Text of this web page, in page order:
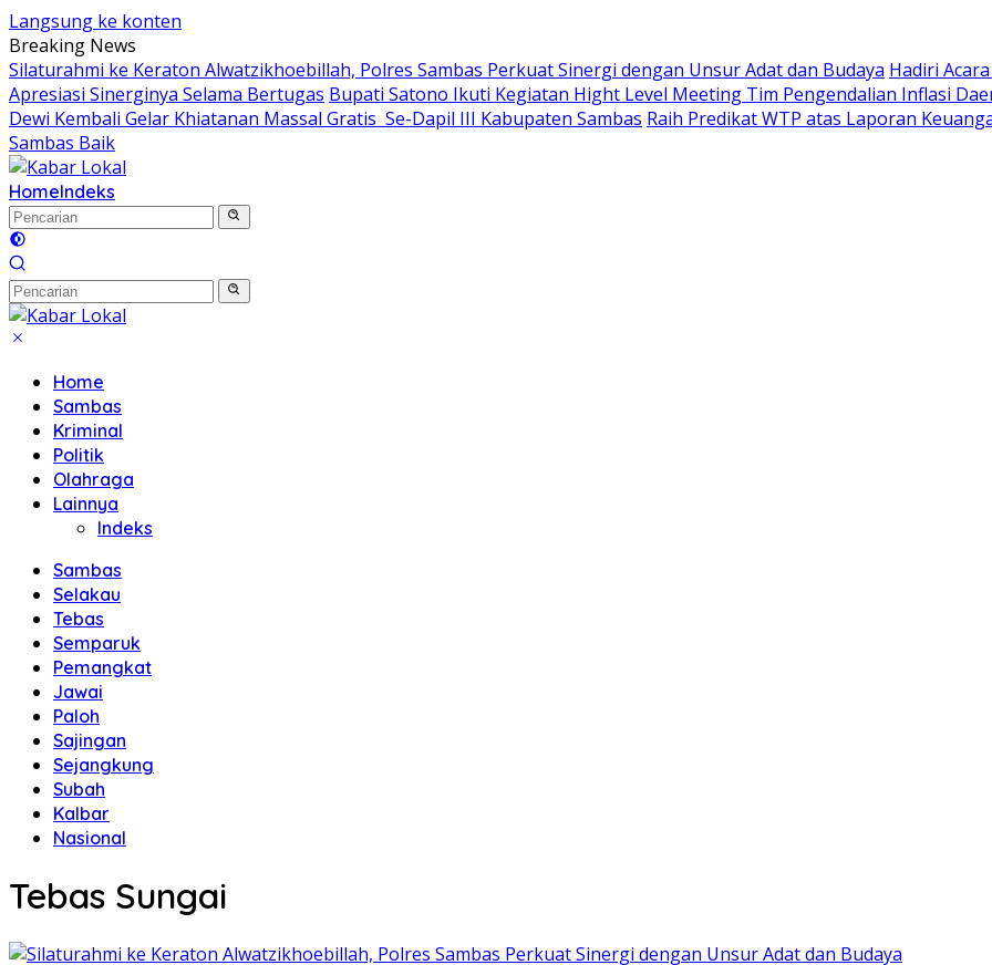
Langsung ke konten
Breaking News
Silaturahmi ke Keraton Alwatzikhoebillah, Polres Sambas Perkuat Sinergi dengan Unsur Adat dan Budaya Hadiri
Apresiasi Sinerginya Selama Bertugas Bupati Satono Ikuti Kegiatan Hight Level Meeting Tim Pengendalian Inflasi
Dewi Kembali Gelar Khiatanan Massal Gratis Se-Dapil III Kabupaten Sambas Raih Predikat WTP atas Laporan
Sambas Baik
HomeIndeks
Home
Sambas
Kriminal
Politik
Olahraga
Lainnya
Indeks
Sambas
Selakau
Tebas
Semparuk
Pemangkat
Jawai
Paloh
Sajingan
Sejangkung
Subah
Kalbar
Nasional
Tebas Sungai